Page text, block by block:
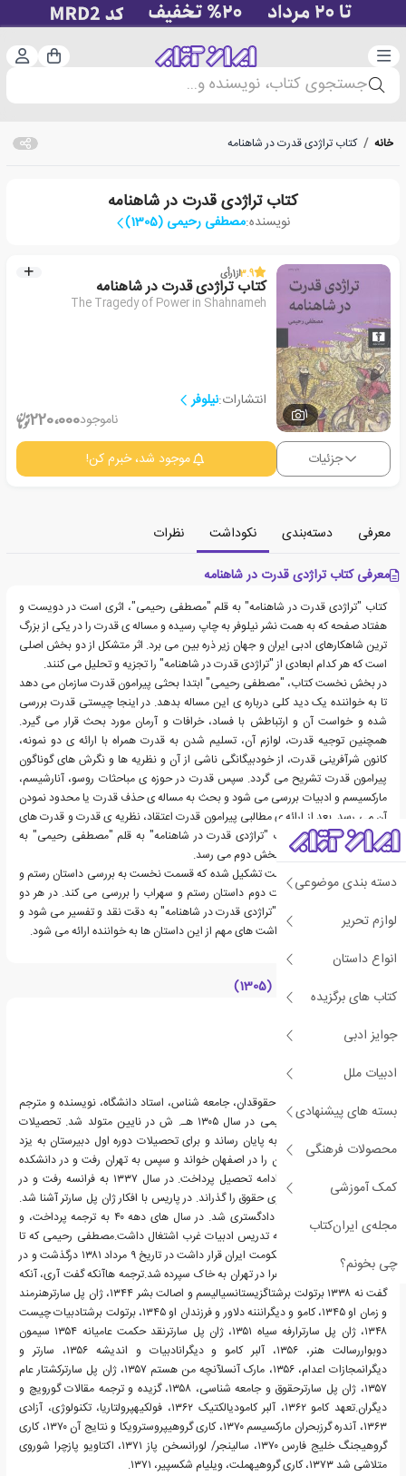
دسته‌بندی سبد
جستجوی کتاب، نویسنده و...
دسته بندی موضوعی
لوازم تحریر
انواع داستان
کتاب های برگزیده
جوایز ادبی
ادبیات ملل
بسته های پیشنهادی
محصولات فرهنگی
کمک آموزشی
مجله‌ی ایران‌کتاب
چی بخونم؟
خانه / کتاب تراژدی قدرت در شاهنامه
کتاب تراژدی قدرت در شاهنامه
نویسنده:مصطفی رحیمی (1305)
1
3.9از1رأی
کتاب تراژدی قدرت در شاهنامه
The Tragedy of Power in Shahnameh
انتشارات:نیلوفر
ناموجود220،000
جزئیات موجود شد، خبرم کن!
معرفی دسته‌بندی نکوداشت
نظرات
معرفی کتاب تراژدی قدرت در شاهنامه
کتاب "تراژدی قدرت در شاهنامه" به قلم "مصطفی رحیمی"، اثری است در دویست و
هفتاد صفحه که به همت نشر نیلوفر به چاپ رسیده و مساله ی قدرت را در یکی از بزرگ
ترین شاهکارهای ادبی ایران و جهان زیر ذره بین می برد. اثر متشکل از دو بخش اصلی
است که هر کدام ابعادی از "تراژدی قدرت در شاهنامه" را تجزیه و تحلیل می کنند.
در بخش نخست کتاب، "مصطفی رحیمی" ابتدا بحثی پیرامون قدرت سازمان می دهد
تا به خواننده یک دید کلی درباره ی این مساله بدهد. در اینجا چیستی قدرت بررسی
شده و خواست آن و ارتباطش با فساد، خرافات و آرمان مورد بحث قرار می گیرد.
همچنین توجیه قدرت، لوازم آن، تسلیم شدن به قدرت همراه با ارائه ی دو نمونه،
کانون شرآفرینی قدرت، از خودبیگانگی ناشی از آن و نظریه ها و نگرش های گوناگون
پیرامون قدرت تشریح می گردد. سپس قدرت در حوزه ی مباحثات روسو، آنارشیسم،
مارکسیسم و ادبیات بررسی می شود و بحث به مساله ی حذف قدرت یا محدود نمودن
آن می رسد. بعد از ارائه ی مطالبی پیرامون قدرت اعتقاد، نظریه ی قدرت و قدرت های
دیگر، بخش نخست کتاب "تراژدی قدرت در شاهنامه" به قلم "مصطفی رحیمی" به
اتمام می رسد و نوبت به بخش دوم می رسد.
بخش دوم خود از دو قسمت تشکیل شده که قسمت نخست به بررسی داستان رستم و
اسفندیار پرداخته و قسمت دوم داستان رستم و سهراب را بررسی می کند. در هر دو
بخش جنبه های گوناگون "تراژدی قدرت در شاهنامه" به دقت نقد و تفسیر می شود و
پیام های پنهان در کنار برداشت های مهم از این داستان ها به خواننده ارائه می شود.
درباره مصطفی رحیمی (1305)
صطفی رحیمی روشنفکر، حقوقدان، جامعه شناس، استاد دانشگاه، نویسنده و مترجم
ایرانی است.مصطفی رحیمی در سال ۱۳۰۵ هـ. ش در نایین متولد شد. تحصیلات
ابتدایی را در همان شهر به پایان رساند و برای تحصیلات دوره اول دبیرستان به یزد
رفت و دوره دوم دبیرستان را در اصفهان خواند و سپس به تهران رفت و در دانشکده
حقوق دانشگاه تهران به ادامه تحصیل پرداخت. در سال ۱۳۳۷ به فرانسه رفت و در
دانشگاه سوربن دوره دکتری حقوق را گذراند. در پاریس با افکار ژان پل سارتر آشنا شد.
در بازگشت به تهران وارد دادگستری شد. در سال های دهه ۴۰ به ترجمه پرداخت، و
مدتی در دانشگاه تهران به تدریس ادبیات غرب اشتغال داشت.مصطفی رحیمی که تا
زمان مرگش مورد غضب حکومت ایران قرار داشت در تاریخ ۹ مرداد ۱۳۸۱ درگذشت و در
قطعه هنرمندان بهشت زهرا در تهران به خاک سپرده شد.ترجمه هاآنکه گفت آری، آنکه
گفت نه ۱۳۳۸ برتولت برشتاگزیستانسیالیسم و اصالت بشر ۱۳۴۴، ژان پل سارترهنرمند
و زمان او ۱۳۴۵، کامو و دیگرانننه دلاور و فرزندان او ۱۳۴۵، برتولت برشتادبیات چیست
۱۳۴۸، ژان پل سارترارفه سیاه ۱۳۵۱، ژان پل سارترنقد حکمت عامیانه ۱۳۵۴ سیمون
دوبواررسالت هنر، ۱۳۵۶، آلبر کامو و دیگرانادبیات و اندیشه ۱۳۵۶، سارتر و
دیگرانمجازات اعدام، ۱۳۵۶، مارک آنسلآنچه من هستم ۱۳۵۷، ژان پل سارترکشتار عام
۱۳۵۷، ژان پل سارترحقوق و جامعه شناسی، ۱۳۵۸، گزیده و ترجمه مقالات گورویچ و
دیگران.تعهد کامو ۱۳۶۲، آلبر کامودیالکتیک ۱۳۶۲، فولکیهپرولتاریا، تکنولوژی، آزادی
۱۳۶۳، آندره گرزبحران مارکسیسم ۱۳۷۰، کاری گروهیپروسترویکا و نتایج آن ۱۳۷۰، کاری
گروهیجنگ خلیج فارس ۱۳۷۰، سالینجر/ لورانسخن پاز ۱۳۷۱، اکتاویو پازچرا شوروی
متلاشی شد ۱۳۷۳، کاری گروهیهملت، ویلیام شکسپیر، ۱۳۷۱.